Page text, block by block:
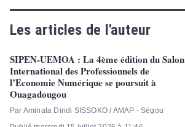
Les articles de l'auteur
SIPEN-UEMOA : La 4ème édition du Salon
International des Professionnels de
l’Economie Numérique se poursuit à
Ouagadougou
Par Aminata Dindi SISSOKO / AMAP - Ségou